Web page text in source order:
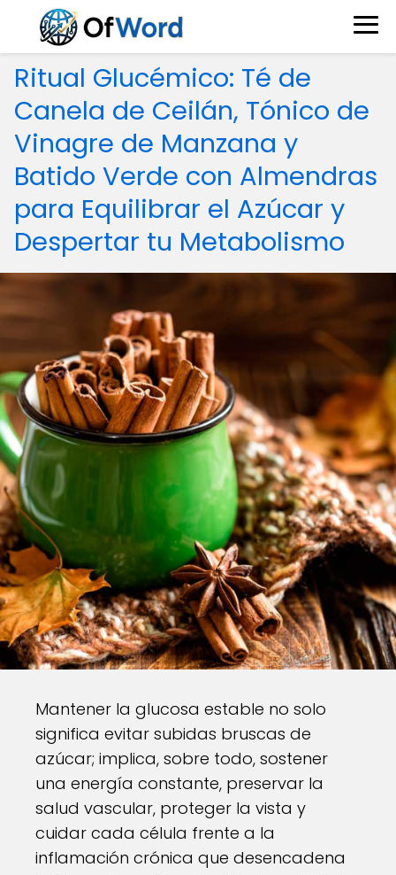
Ritual Glucémico: Té de
Canela de Ceilán, Tónico de
Vinagre de Manzana y
Batido Verde con Almendras
para Equilibrar el Azúcar y
Despertar tu Metabolismo
Mantener la glucosa estable no solo
significa evitar subidas bruscas de
azúcar; implica, sobre todo, sostener
una energía constante, preservar la
salud vascular, proteger la vista y
cuidar cada célula frente a la
inflamación crónica que desencadena